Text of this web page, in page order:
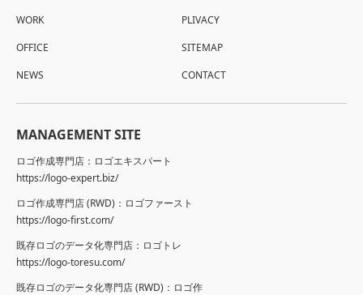
WORK
OFFICE
NEWS
PLIVACY
SITEMAP
CONTACT
MANAGEMENT SITE
ロゴ作成専門店：ロゴエキスパート
https://logo-expert.biz/
ロゴ作成専門店 (RWD)：ロゴファースト
https://logo-first.com/
既存ロゴのデータ化専門店：ロゴトレ
https://logo-toresu.com/
既存ロゴのデータ化専門店 (RWD)：ロゴ作